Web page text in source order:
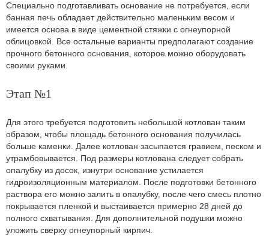
Специально подготавливать основание не потребуется, если
банная печь обладает действительно маленьким весом и
имеется основа в виде цементной стяжки с огнеупорной
облицовкой. Все остальные варианты предполагают создание
прочного бетонного основания, которое можно оборудовать
своими руками.
Этап №1
Для этого требуется подготовить небольшой котлован таким
образом, чтобы площадь бетонного основания получилась
больше каменки. Далее котлован засыпается гравием, песком и
утрамбовывается. Под размеры котлована следует собрать
опалубку из досок, изнутри основание устилается
гидроизоляционным материалом. После подготовки бетонного
раствора его можно залить в опалубку, после чего смесь плотно
покрывается пленкой и выстаивается примерно 28 дней до
полного схватывания. Для дополнительной подушки можно
уложить сверху огнеупорный кирпич.